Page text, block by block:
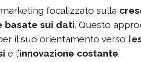
focalizzato sulla
basate sui dati. Questo
il suo orientamento verso l’
e l’innovazione costante.